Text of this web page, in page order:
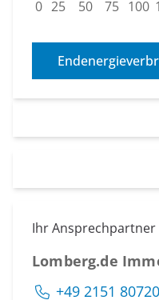
0 25 50 75 100
Ihr Ansprechpartner
Lomberg.de
+49 2151 80720